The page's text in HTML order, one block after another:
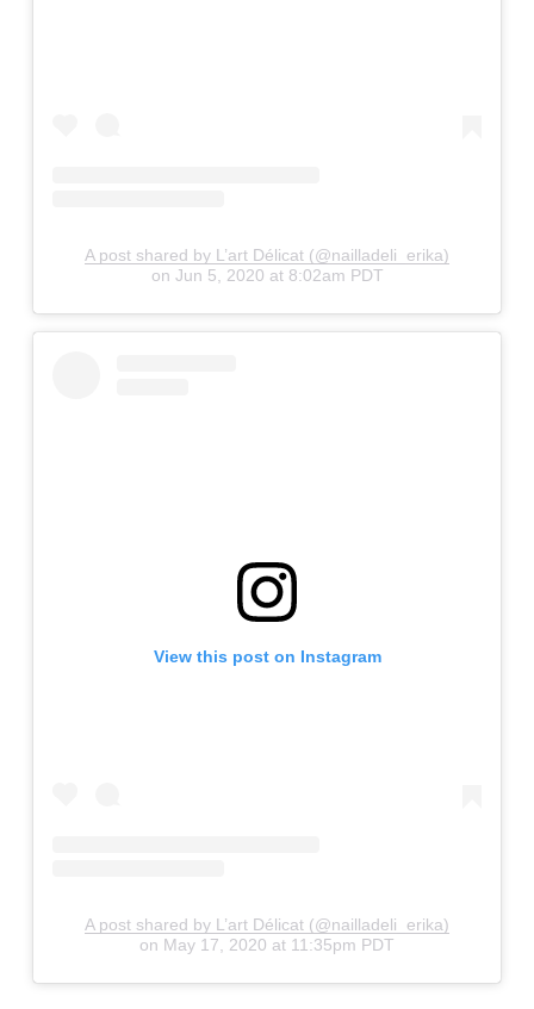
A post shared by L’art Délicat (@nailladeli_erika)
on Jun 5, 2020 at 8:02am PDT
View this post on Instagram
A post shared by L’art Délicat (@nailladeli_erika)
on May 17, 2020 at 11:35pm PDT